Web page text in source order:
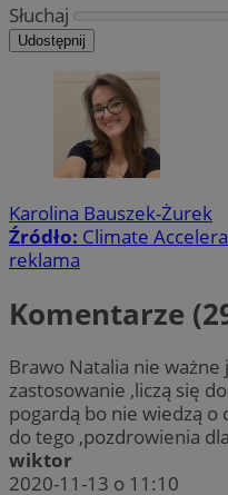
Słuchaj
Udostępnij
Karolina Bauszek-Żurek
Źródło: Climate
reklama
Komentarze
Brawo Natalia nie
zastosowanie ,liczą się
pogardą bo nie wiedzą o
do tego ,pozdrowienia
wiktor
2020-11-13 o 11:10